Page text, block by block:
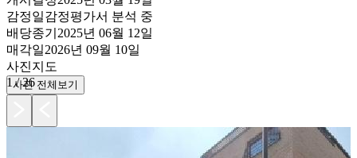
감정일감정평가서 분석 중
배당종기 2025년 06월 12일
매각일2026년 09월 10일
사진지도
1 /26
사진 전체보기